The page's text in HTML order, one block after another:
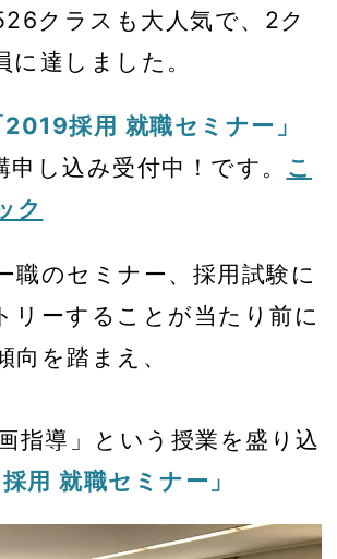
クラスも大人気で、2ク
に達しました。
2019採用 就職セミナー」
申し込み受付中！です。 こ
ク
職のセミナー、採用試験に
リーすることが当たり前に
向を踏まえ、
指導」という授業を盛り込
用 就職セミナー」